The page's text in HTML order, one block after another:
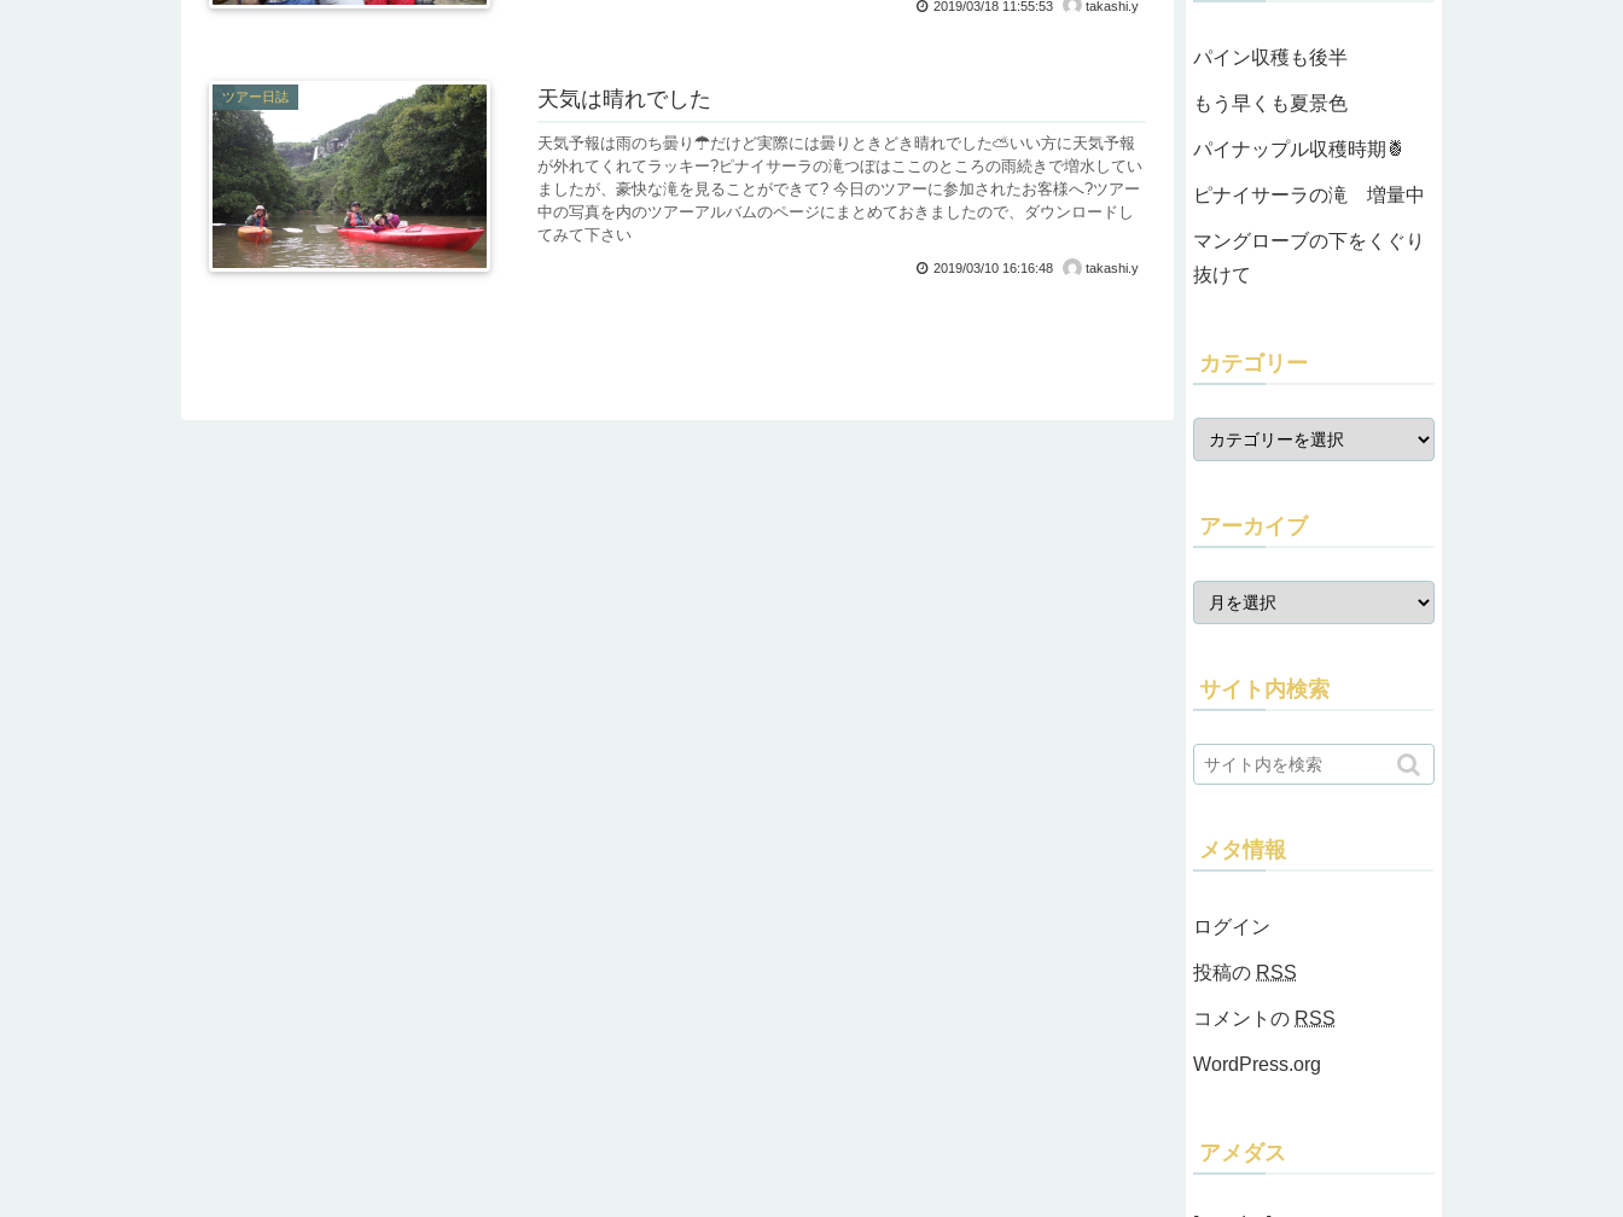
2019/03/18 11:55:53 takashi.y
ツアー日誌 天気は晴れでした
天気予報は雨のち曇り☂だけど実際には曇りときどき晴れでした⛅いい方に天気予報
が外れてくれてラッキー?ピナイサーラの滝つぼはここのところの雨続きで増水してい
ましたが、豪快な滝を見ることができて? 今日のツアーに参加されたお客様へ?ツアー
中の写真を内のツアーアルバムのページにまとめておきましたので、ダウンロードし
てみて下さい
2019/03/10 16:16:48 takashi.y
パイン収穫も後半
もう早くも夏景色
パイナップル収穫時期🍍
ピナイサーラの滝 増量中
マングローブの下をくぐり
抜けて
カテゴリー
アーカイブ
サイト内検索
メタ情報
ログイン
投稿の RSS
コメントの RSS
WordPress.org
アメダス